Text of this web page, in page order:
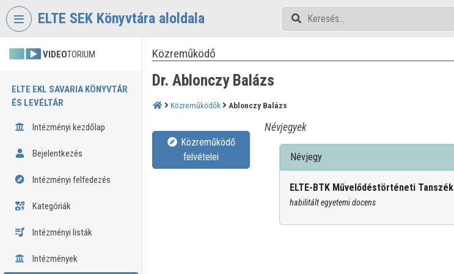
Fejléc kihagyása
ELTE SEK Könyvtára aloldala
VIDEOTORIUM
ELTE EKL SAVARIA KÖNYVTÁR
ÉS LEVÉLTÁR
Intézményi kezdőlap
Bejelentkezés
Intézményi felfedezés
Kategóriák
Intézményi listák
Intézmények
Közreműködő
Dr. Ablonczy Balázs
Közreműködők Ablonczy Balázs
felvételei
Névjegyek
Névjegy
ELTE-BTK Művelődéstörténeti Tanszék
habilitált egyetemi docens